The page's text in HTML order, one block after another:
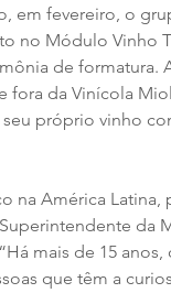
em fevereiro, o
no Módulo Vinho
de
fora da Vinícola
próprio vinho
na América
da
mais de 15
que têm a